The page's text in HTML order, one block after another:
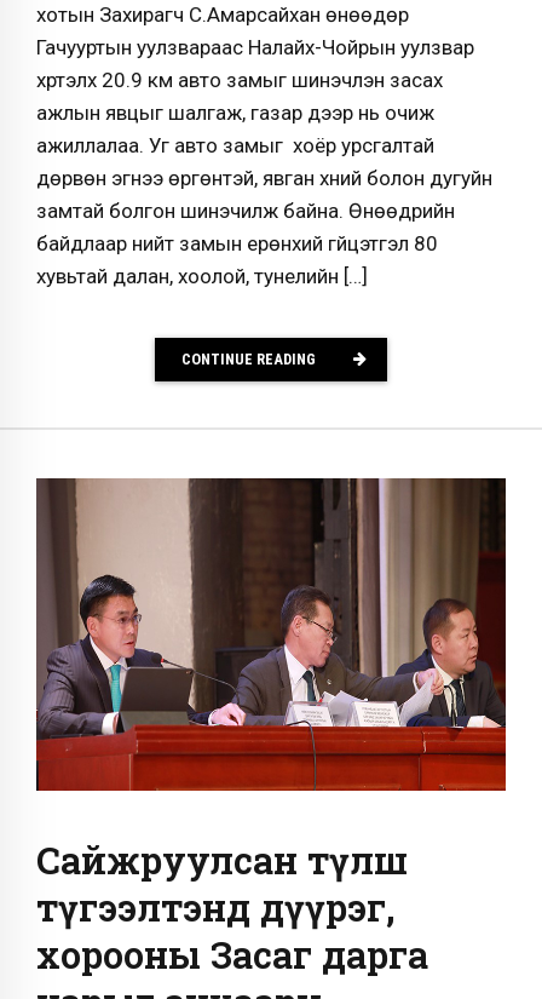
хотын Захирагч С.Амарсайхан өнөөдөр
Гачууртын уулзвараас Налайх-Чойрын уулзвар
хүртэлх 20.9 км авто замыг шинэчлэн засах
ажлын явцыг шалгаж, газар дээр нь очиж
ажиллалаа. Уг авто замыг хоёр урсгалтай
дөрвөн эгнээ өргөнтэй, явган хүний болон дугуйн
замтай болгон шинэчилж байна. Өнөөдрийн
байдлаар нийт замын ерөнхий гүйцэтгэл 80
хувьтай далан, хоолой, тунелийн […]
CONTINUE READING
Сайжруулсан түлш
түгээлтэнд дүүрэг,
хорооны Засаг дарга